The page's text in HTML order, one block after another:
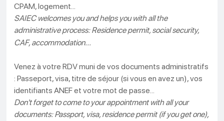
CPAM, logement...
SAIEC welcomes you and helps you with all the
administrative process: Residence permit, social security,
CAF, accommodation...
Venez à votre RDV muni de vos documents administratifs
: Passeport, visa, titre de séjour (si vous en avez un), vos
identifiants ANEF et votre mot de passe...
Don't forget to come to your appointment with all your
documents: Passport, visa, residence permit (if you get one),